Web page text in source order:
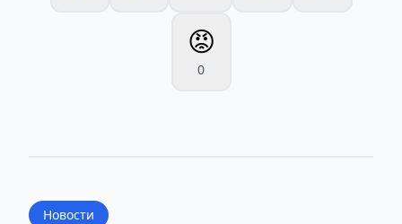
😡
0
Новости